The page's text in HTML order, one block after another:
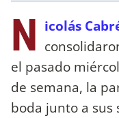
N icolás
el pasado
de semana, la
boda junto a sus